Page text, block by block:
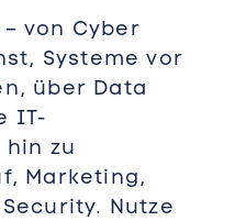
von Cyber
Systeme vor
über Data
IT-
zu
Marketing,
Nutze